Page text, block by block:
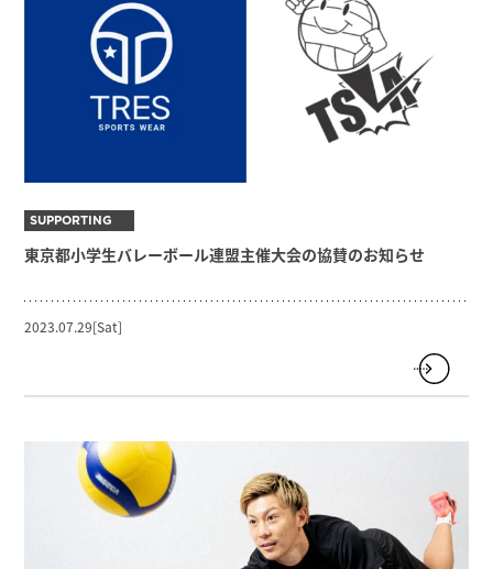
SUPPORTING
東京都小学生バレーボール連盟主催大会の協賛のお知らせ
2023.07.29[Sat]